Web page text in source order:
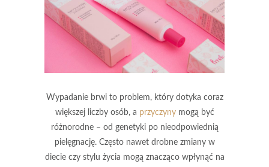
Wypadanie brwi to problem, który dotyka coraz
większej liczby osób, a przyczynymogą być
różnorodne – od genetyki po nieodpowiednią
pielęgnację. Często nawet drobne zmiany w
diecie czy stylu życia mogą znacząco wpłynąć na